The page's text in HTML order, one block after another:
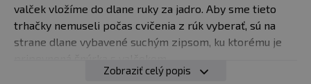
valček vložíme do dlane ruky za jadro. Aby sme tieto
trhačky nemuseli počas cvičenia z rúk vyberať, sú na
strane dlane vybavené suchým zipsom, ku ktorému je
Zobraziť celý popis